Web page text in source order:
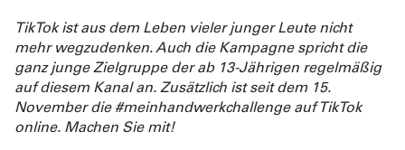
TikTok ist aus dem Leben vieler junger Leute nicht
mehr wegzudenken. Auch die Kampagne spricht die
ganz junge Zielgruppe der ab 13-Jährigen regelmäßig
auf diesem Kanal an. Zusätzlich ist seit dem 15.
November die #meinhandwerkchallenge auf TikTok
online. Machen Sie mit!